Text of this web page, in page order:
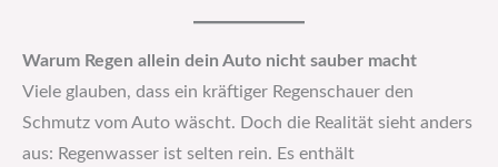
Warum Regen allein dein Auto nicht sauber macht
Viele glauben, dass ein kräftiger Regenschauer den
Schmutz vom Auto wäscht. Doch die Realität sieht anders
aus: Regenwasser ist selten rein. Es enthält